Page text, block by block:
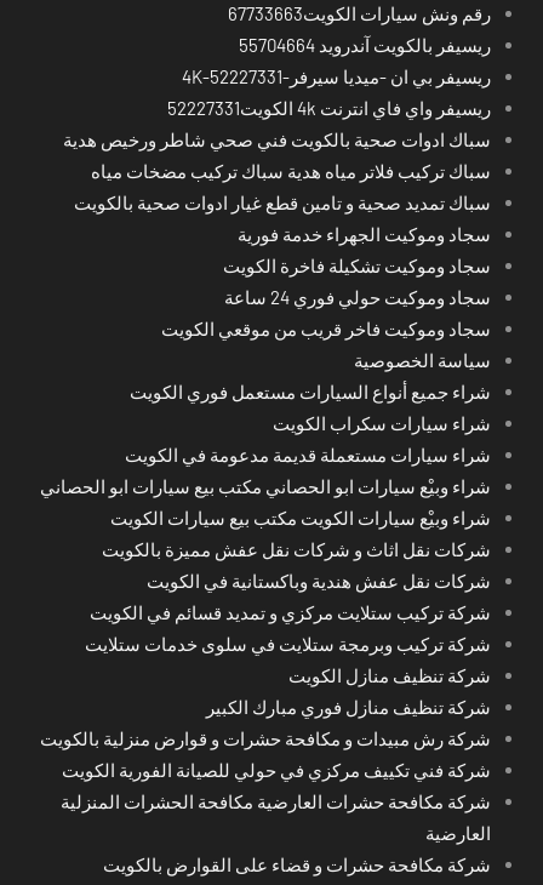
رقم ونش سيارات الكويت67733663
ريسيفر بالكويت آندرويد 55704664
ريسيفر بي ان -ميديا سيرفر-4K-52227331
ريسيفر واي فاي انترنت 4k الكويت52227331
سباك ادوات صحية بالكويت فني صحي شاطر ورخيص هدية
سباك تركيب فلاتر مياه هدية سباك تركيب مضخات مياه
سباك تمديد صحية و تامين قطع غيار ادوات صحية بالكويت
سجاد وموكيت الجهراء خدمة فورية
سجاد وموكيت تشكيلة فاخرة الكويت
سجاد وموكيت حولي فوري 24 ساعة
سجاد وموكيت فاخر قريب من موقعي الكويت
سياسة الخصوصية
شراء جميع أنواع السيارات مستعمل فوري الكويت
شراء سيارات سكراب الكويت
شراء سيارات مستعملة قديمة مدعومة في الكويت
شراء وبيْع سيارات ابو الحصاني مكتب بيع سيارات ابو الحصاني
شراء وبيْع سيارات الكويت مكتب بيع سيارات الكويت
شركات نقل اثاث و شركات نقل عفش مميزة بالكويت
شركات نقل عفش هندية وباكستانية في الكويت
شركة تركيب ستلايت مركزي و تمديد قسائم في الكويت
شركة تركيب وبرمجة ستلايت في سلوى خدمات ستلايت
شركة تنظيف منازل الكويت
شركة تنظيف منازل فوري مبارك الكبير
شركة رش مبيدات و مكافحة حشرات و قوارض منزلية بالكويت
شركة فني تكييف مركزي في حولي للصيانة الفورية الكويت
شركة مكافحة حشرات العارضية مكافحة الحشرات المنزلية
العارضية
شركة مكافحة حشرات و قضاء على القوارض بالكويت